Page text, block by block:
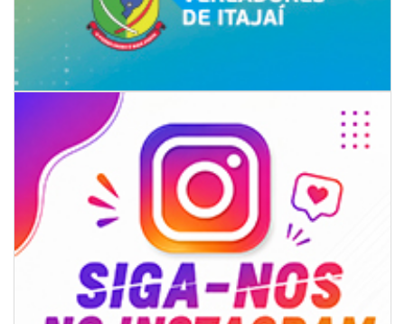
CAMBORIÚ